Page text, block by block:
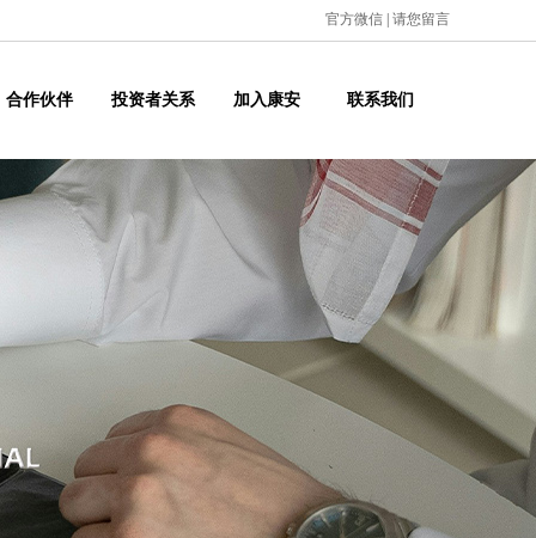
官方微信 请您留言
合作伙伴 投资者关系 加入康安 联系我们